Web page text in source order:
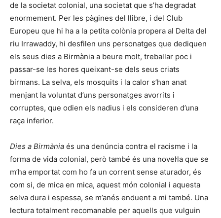
de la societat colonial, una societat que s’ha degradat
enormement. Per les pàgines del llibre, i del Club
Europeu que hi ha a la petita colònia propera al Delta del
riu Irrawaddy, hi desfilen uns personatges que dediquen
els seus dies a Birmània a beure molt, treballar poc i
passar-se les hores queixant-se dels seus criats
birmans. La selva, els mosquits i la calor s’han anat
menjant la voluntat d’uns personatges avorrits i
corruptes, que odien els nadius i els consideren d’una
raça inferior.
Dies a Birmània és una denúncia contra el racisme i la
forma de vida colonial, però també és una novel·la que se
m’ha emportat com ho fa un corrent sense aturador, és
com si, de mica en mica, aquest món colonial i aquesta
selva dura i espessa, se m’anés enduent a mi també. Una
lectura totalment recomanable per aquells que vulguin